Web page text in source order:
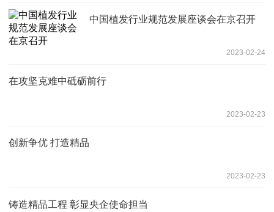
中国植发行业规范发展座谈会在京召开
2023-02-24
在攻坚克难中砥砺前行
2023-02-23
创新争优 打造精品
2023-02-23
铸造精品工程 彰显央企使命担当